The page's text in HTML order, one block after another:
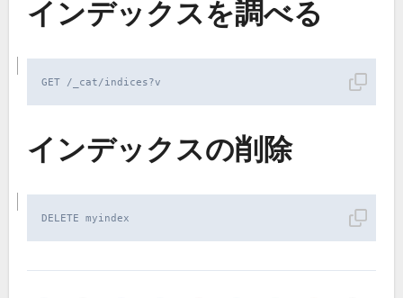
インデックスを調べる
GET /_cat/indices?v
インデックスの削除
DELETE myindex